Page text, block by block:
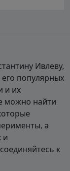
Ивлеву,
его популярных
и их
можно найти
а
и
к